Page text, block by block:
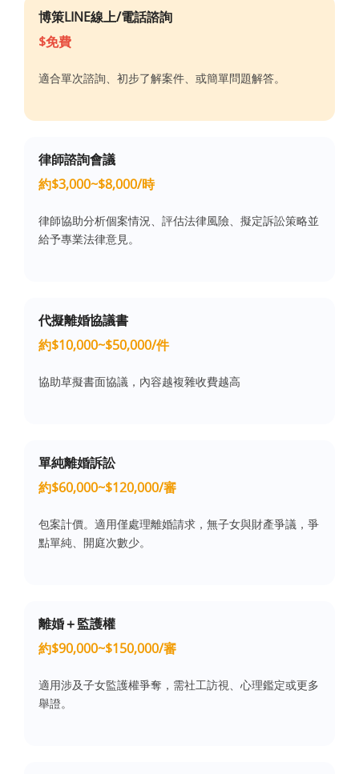
博策LINE線上/電話諮詢
$免費
適合單次諮詢、初步了解案件、或簡單問題解答。
律師諮詢會議
約$3,000~$8,000/時
律師協助分析個案情況、評估法律風險、擬定訴訟策略並
給予專業法律意見。
代擬離婚協議書
約$10,000~$50,000/件
協助草擬書面協議，內容越複雜收費越高
單純離婚訴訟
約$60,000~$120,000/審
包案計價。適用僅處理離婚請求，無子女與財產爭議，爭
點單純、開庭次數少。
離婚＋監護權
約$90,000~$150,000/審
適用涉及子女監護權爭奪，需社工訪視、心理鑑定或更多
舉證。